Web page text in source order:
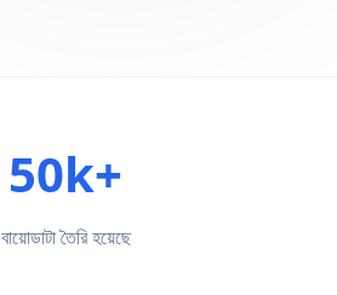
50k+
বায়োডাটা তৈরি হয়েছে